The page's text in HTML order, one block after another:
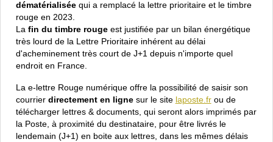
dématérialiséequi a remplacé la lettre prioritaire et le timbre
rouge en 2023.
La fin du timbre rougeest justifiée par un bilan énergétique
très lourd de la Lettre Prioritaire inhérent au délai
d'acheminement très court de J+1 depuis n'importe quel
endroit en France.
La e-lettre Rouge numérique offre la possibilité de saisir son
courrier directement en lignesur le site laposte.frou de
télécharger lettres & documents, qui seront alors imprimés par
la Poste, à proximité du destinataire, pour être livrés le
lendemain (J+1) en boite aux lettres, dans les mêmes délais